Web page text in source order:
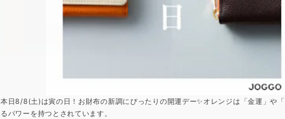
本日8/8(土)は寅の日！お財布の新調にぴったりの開運デー✨オレンジは「金運」や
るパワーを持つとされています。